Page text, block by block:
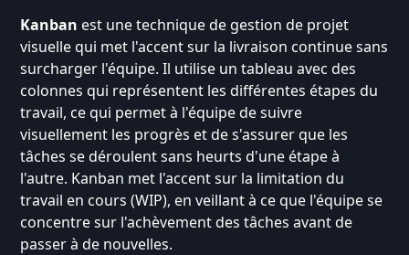
Kanban est une technique de gestion de projet
visuelle qui met l'accent sur la livraison continue sans
surcharger l'équipe. Il utilise un tableau avec des
colonnes qui représentent les différentes étapes du
travail, ce qui permet à l'équipe de suivre
visuellement les progrès et de s'assurer que les
tâches se déroulent sans heurts d'une étape à
l'autre. Kanban met l'accent sur la limitation du
travail en cours (WIP), en veillant à ce que l'équipe se
concentre sur l'achèvement des tâches avant de
passer à de nouvelles.